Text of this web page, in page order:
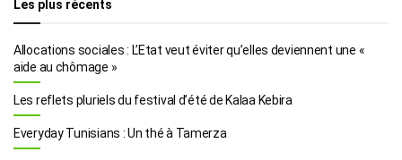
Les plus récents
Allocations sociales : L’Etat veut éviter qu’elles deviennent une «
aide au chômage »
Les reflets pluriels du festival d’été de Kalaa Kebira
Everyday Tunisians : Un thé à Tamerza